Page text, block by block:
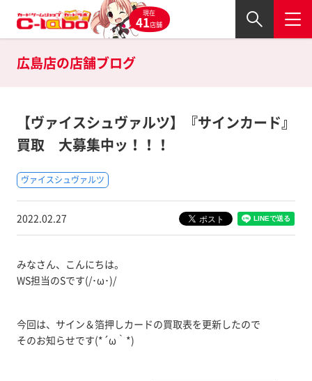
現在
41店舗
広島店の店舗ブログ
【ヴァイスシュヴァルツ】『サインカード』
買取 大募集中ッ！！！
ヴァイスシュヴァルツ
2022.02.27
みなさん、こんにちは。
WS担当のSです(/･ω･)/
今回は、サイン＆箔押しカードの買取表を更新したので
そのお知らせです(*´ω｀*)